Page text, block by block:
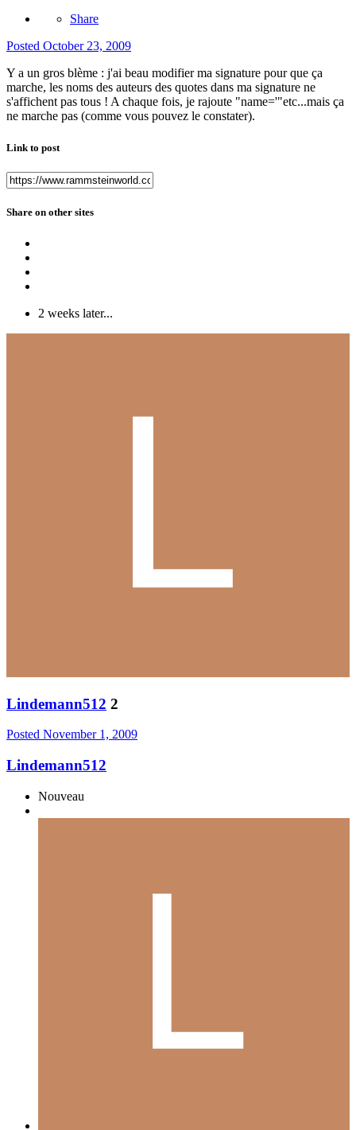
Share
Posted October 23, 2009
Y a un gros blème : j'ai beau modifier ma signature pour que ça
marche, les noms des auteurs des quotes dans ma signature ne
s'affichent pas tous ! A chaque fois, je rajoute "name='"etc...mais ça
ne marche pas (comme vous pouvez le constater).
Link to post
Share on other sites
2 weeks later...
Lindemann512 2
Posted November 1, 2009
Lindemann512
Nouveau